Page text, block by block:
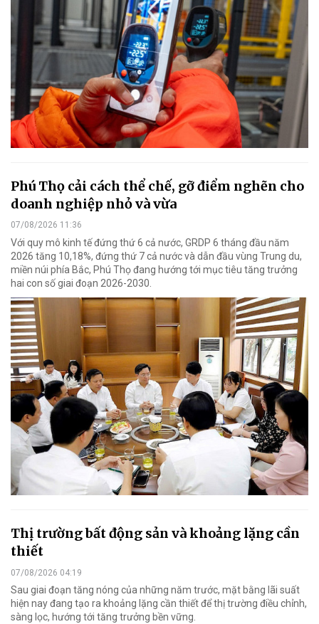
Phú Thọ cải cách thể chế, gỡ điểm nghẽn cho
doanh nghiệp nhỏ và vừa
07/08/2026 11:36
Với quy mô kinh tế đứng thứ 6 cả nước, GRDP 6 tháng đầu năm
2026 tăng 10,18%, đứng thứ 7 cả nước và dẫn đầu vùng Trung du,
miền núi phía Bắc, Phú Thọ đang hướng tới mục tiêu tăng trưởng
hai con số giai đoạn 2026-2030.
Thị trường bất động sản và khoảng lặng cần
thiết
07/08/2026 04:19
Sau giai đoạn tăng nóng của những năm trước, mặt bằng lãi suất
hiện nay đang tạo ra khoảng lặng cần thiết để thị trường điều chỉnh,
sàng lọc, hướng tới tăng trưởng bền vững.